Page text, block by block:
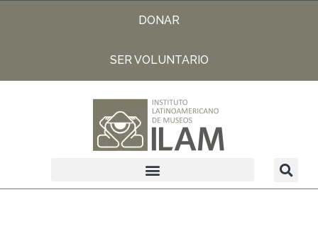
DONAR
SER VOLUNTARIO